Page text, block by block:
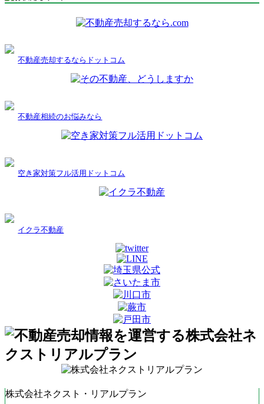
不動産売却するならドットコム
不動産相続のお悩みなら
空き家対策フル活用ドットコム
イクラ不動産
株式会社ネクスト・リアルプラン